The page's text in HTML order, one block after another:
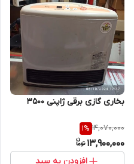
بخاری گازی برقی ژاپنی 3500
14,070,000
1%
13,900,000
افزودن به سبد